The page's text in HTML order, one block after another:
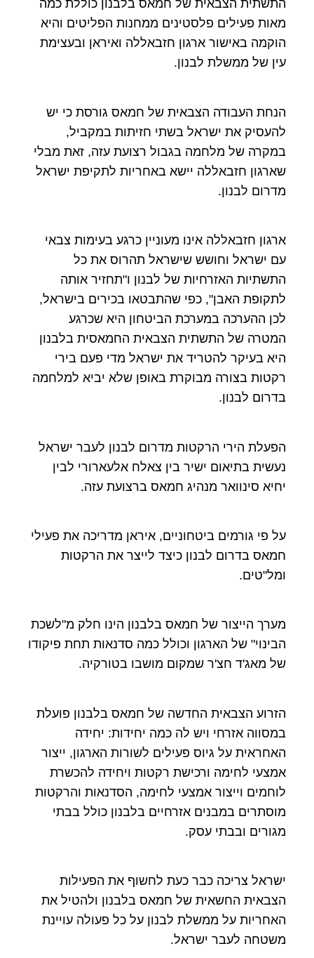
התשתית הצבאית של חמאס בלבנון כוללת כמה
מאות פעילים פלסטינים ממחנות הפליטים והיא
הוקמה באישור ארגון חזבאללה ואיראן ובעצימת
עין של ממשלת לבנון.
הנחת העבודה הצבאית של חמאס גורסת כי יש
להעסיק את ישראל בשתי חזיתות במקביל,
במקרה של מלחמה בגבול רצועת עזה, זאת מבלי
שארגון חזבאללה יישא באחריות לתקיפת ישראל
מדרום לבנון.
ארגון חזבאללה אינו מעוניין כרגע בעימות צבאי
עם ישראל וחושש שישראל תהרוס את כל
התשתיות האזרחיות של לבנון ו"תחזיר אותה
לתקופת האבן", כפי שהתבטאו בכירים בישראל,
לכן ההערכה במערכת הביטחון היא שכרגע
המטרה של התשתית הצבאית החמאסית בלבנון
היא בעיקר להטריד את ישראל מדי פעם בירי
רקטות בצורה מבוקרת באופן שלא יביא למלחמה
בדרום לבנון.
הפעלת הירי הרקטות מדרום לבנון לעבר ישראל
נעשית בתיאום ישיר בין צאלח אלעארורי לבין
יחיא סינוואר מנהיג חמאס ברצועת עזה.
על פי גורמים ביטחוניים, איראן מדריכה את פעילי
חמאס בדרום לבנון כיצד לייצר את הרקטות
ומל"טים.
מערך הייצור של חמאס בלבנון הינו חלק מ"לשכת
הבינוי" של הארגון וכולל כמה סדנאות תחת פיקודו
של מאג'ד חצ'ר שמקום מושבו בטורקיה.
הזרוע הצבאית החדשה של חמאס בלבנון פועלת
במסווה אזרחי ויש לה כמה יחידות: יחידה
האחראית על גיוס פעילים לשורות הארגון, ייצור
אמצעי לחימה ורכישת רקטות ויחידה להכשרת
לוחמים וייצור אמצעי לחימה, הסדנאות והרקטות
מוסתרים במבנים אזרחיים בלבנון כולל בבתי
מגורים ובבתי עסק.
ישראל צריכה כבר כעת לחשוף את הפעילות
הצבאית החשאית של חמאס בלבנון ולהטיל את
האחריות על ממשלת לבנון על כל פעולה עויינת
משטחה לעבר ישראל.